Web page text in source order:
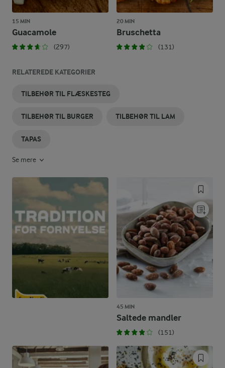
15 MIN
Guacamole
(297)
20 MIN
Bruschetta
(131)
RELATEREDE KATEGORIER
TILBEHØR TIL FLÆSKESTEG
TILBEHØR TIL BURGER TILBEHØR TIL LAM
TAPAS
Se mere
45 MIN
Saltede mandler
(151)